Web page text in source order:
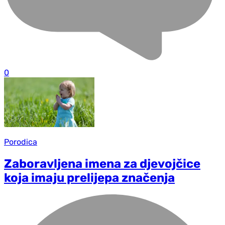
0
Porodica
Zaboravljena imena za djevojčice
koja imaju prelijepa značenja